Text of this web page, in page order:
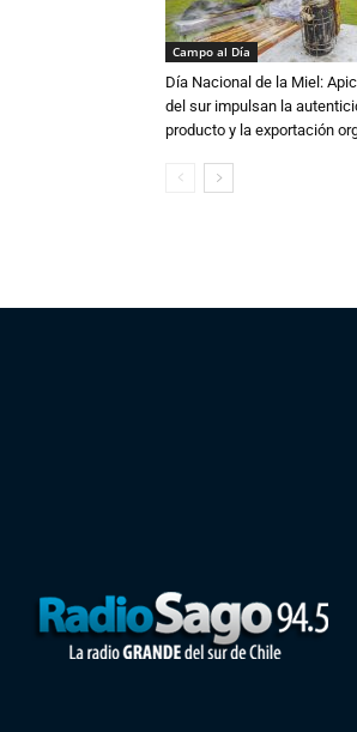
Campo al Día
Día Nacional de la Miel:
del sur impulsan la
producto y la exportación